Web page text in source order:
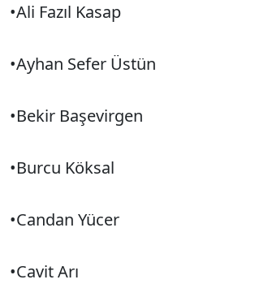
•Ali Fazıl Kasap
•Ayhan Sefer Üstün
•Bekir Başevirgen
•Burcu Köksal
•Candan Yücer
•Cavit Arı